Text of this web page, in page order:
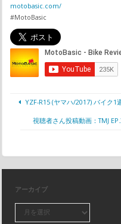
motobasic.com/
#MotoBasic
YZF-R15 (ヤマハ/2017) バイク1
視聴者さん投稿動画：TMJ
アーカイブ